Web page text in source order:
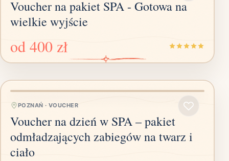
Voucher na pakiet SPA - Gotowa na
wielkie wyjście
od 400 zł
POZNAŃ · VOUCHER
Voucher na dzień w SPA – pakiet
odmładzających zabiegów na twarz i
ciało